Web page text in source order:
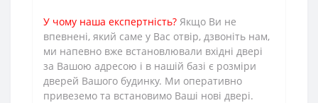
У чому наша експертність? Якщо Ви не
впевнені, який саме у Вас отвір, дзвоніть нам,
ми напевно вже встановлювали вхідні двері
за Вашою адресою і в нашій базі є розміри
дверей Вашого будинку. Ми оперативно
привеземо та встановимо Ваші нові двері.